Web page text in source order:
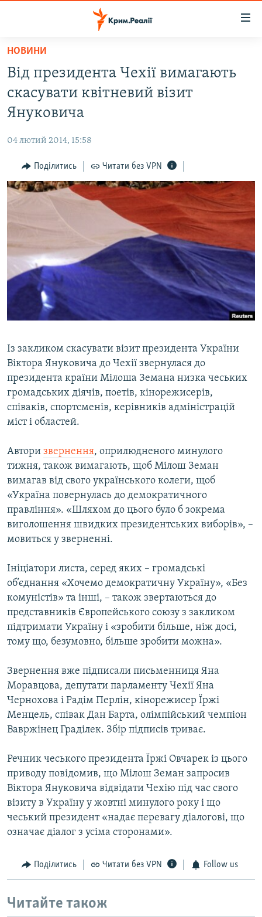
Перейти
основного
матеріалу
Перейти
до
основної
Перейти
до
пошуку
ВОДА.КРИМ
ВІДЕО ТА ФОТО
БЛОГИ
ПОГЛЯД
ІНТЕРВ'Ю
ВСЕ ЗА ДЕНЬ
СПЕЦПРОЕКТИ
ДЕПОРТАЦІЯ
ВІДЕОУРОКИ «ELIFBE»
СВІДЧЕННЯ ОКУПАЦІЇ
УКРАЇНСЬКА ПРОБЛЕМА КРИМУ
ЯК ОБІЙТИ БЛОКУВАННЯ
Русский
Qırımtatar
Усі сайти RFE/RL
НОВИНИ
Від президента Чехії вимагають
скасувати квітневий візит
Януковича
04 лютий 2014, 15:58
Поділитись Читати без VPN
Із закликом скасувати візит президента України
Віктора Януковича до Чехії звернулася до
президента країни Мілоша Земана низка чеських
громадських діячів, поетів, кінорежисерів,
співаків, спортсменів, керівників адміністрацій
міст і областей.
Автори звернення, оприлюдненого минулого
тижня, також вимагають, щоб Мілош Земан
вимагав від свого українського колеги, щоб
«Україна повернулась до демократичного
правління». «Шляхом до цього було б зокрема
виголошення швидких президентських виборів», –
мовиться у зверненні.
Ініціатори листа, серед яких – громадські
об’єднання «Хочемо демократичну Україну», «Без
комуністів» та інші, – також звертаються до
представників Європейського союзу з закликом
підтримати Україну і «зробити більше, ніж досі,
тому що, безумовно, більше зробити можна».
Звернення вже підписали письменниця Яна
Моравцова, депутати парламенту Чехії Яна
Чернохова і Радім Перлін, кінорежисер Їржі
Менцель, співак Дан Барта, олімпійський чемпіон
Вавржінец Граділек. Збір підписів триває.
Речник чеського президента Їржі Овчарек із цього
приводу повідомив, що Мілош Земан запросив
Віктора Януковича відвідати Чехію під час свого
візиту в Україну у жовтні минулого року і що
чеський президент «надає перевагу діалогові, що
означає діалог з усіма сторонами».
Поділитись Читати без VPN Follow us
Читайте також